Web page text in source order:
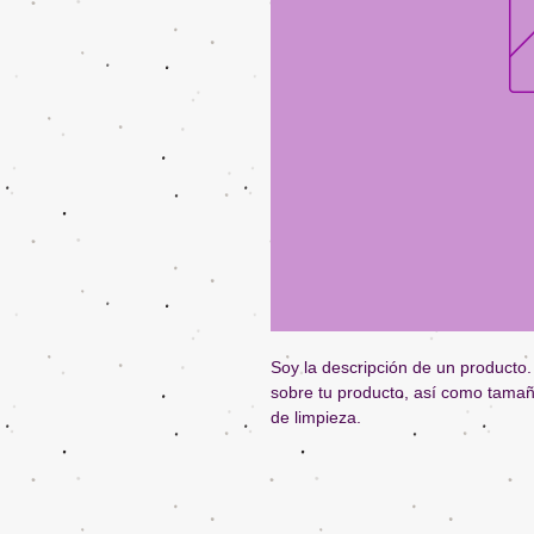
Soy la descripción de un
sobre tu producto, así como
de limpieza.